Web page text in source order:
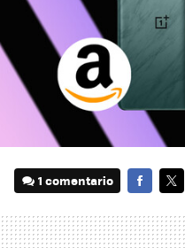
1 comentario